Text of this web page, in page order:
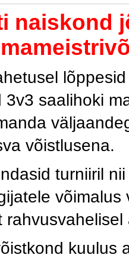
naiskond
3v3 saalihoki
võistlusena.
turniiril
kuulus